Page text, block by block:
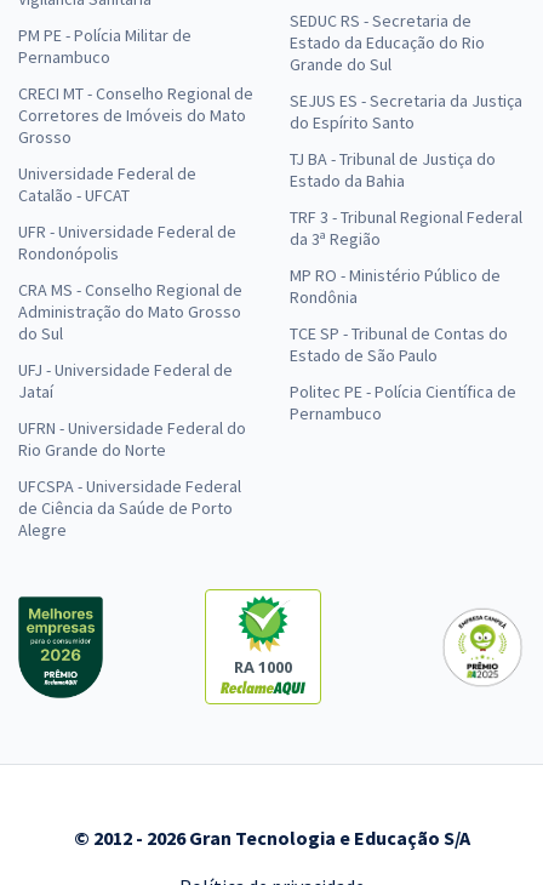
PM PE - Polícia Militar de
Pernambuco
CRECI MT - Conselho Regional de
Corretores de Imóveis do Mato
Grosso
Universidade Federal de
Catalão - UFCAT
UFR - Universidade Federal de
Rondonópolis
CRA MS - Conselho Regional de
Administração do Mato Grosso
do Sul
UFJ - Universidade Federal de
Jataí
UFRN - Universidade Federal do
Rio Grande do Norte
UFCSPA - Universidade Federal
de Ciência da Saúde de Porto
Alegre
SEDUC RS - Secretaria de
Estado da Educação do Rio
Grande do Sul
SEJUS ES - Secretaria da Justiça
do Espírito Santo
TJ BA - Tribunal de Justiça do
Estado da Bahia
TRF 3 - Tribunal Regional Federal
da 3ª Região
MP RO - Ministério Público de
Rondônia
TCE SP - Tribunal de Contas do
Estado de São Paulo
Politec PE - Polícia Científica de
Pernambuco
RA 1000
© 2012 - 2026 Gran Tecnologia e Educação S/A